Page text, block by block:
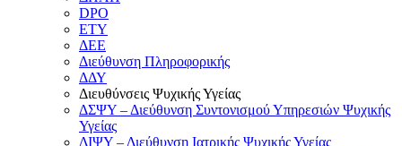
DPO
ΕΤΥ
ΔΕΕ
Διεύθυνση Πληροφορικής
ΔΔΥ
Διευθύνσεις Ψυχικής Υγείας
ΔΣΨΥ – Διεύθυνση Συντονισμού Υπηρεσιών Ψυχικής
Υγείας
ΔΙΨΥ – Διεύθυνση Ιατρικής Ψυχικής Υγείας